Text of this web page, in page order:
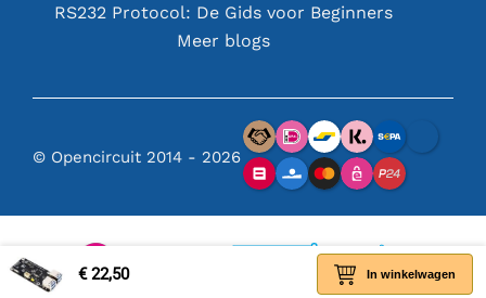
€ 22,50 In winkelwagen
RS232 Protocol: De Gids voor Beginners
Meer blogs
© Opencircuit 2014 - 2026